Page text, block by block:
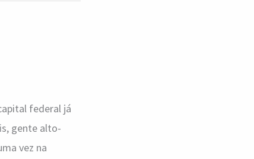
federal já
gente alto-
vez na